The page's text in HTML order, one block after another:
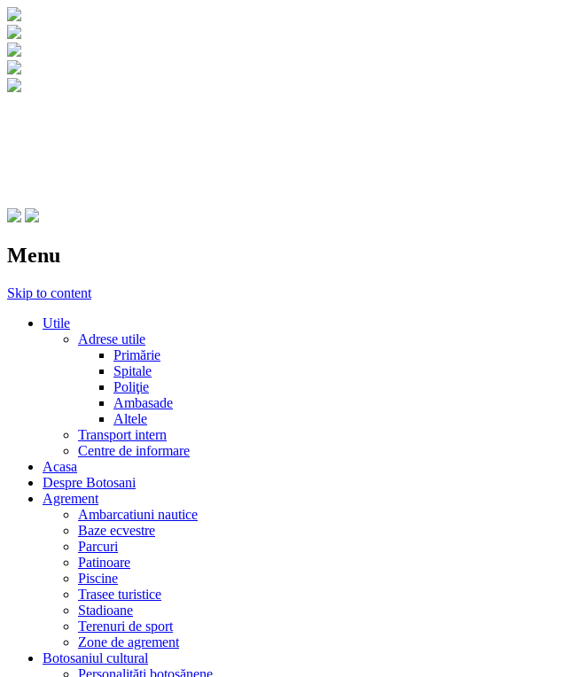
Menu
Skip to content
Utile
Adrese utile
Primărie
Spitale
Poliţie
Ambasade
Altele
Transport intern
Centre de informare
Acasa
Despre Botosani
Agrement
Ambarcatiuni nautice
Baze ecvestre
Parcuri
Patinoare
Piscine
Trasee turistice
Stadioane
Terenuri de sport
Zone de agrement
Botosaniul cultural
Personalități botoșănene